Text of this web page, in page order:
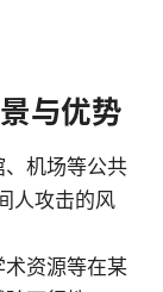
与优势
机场等公共
人攻击的风
资源等在某